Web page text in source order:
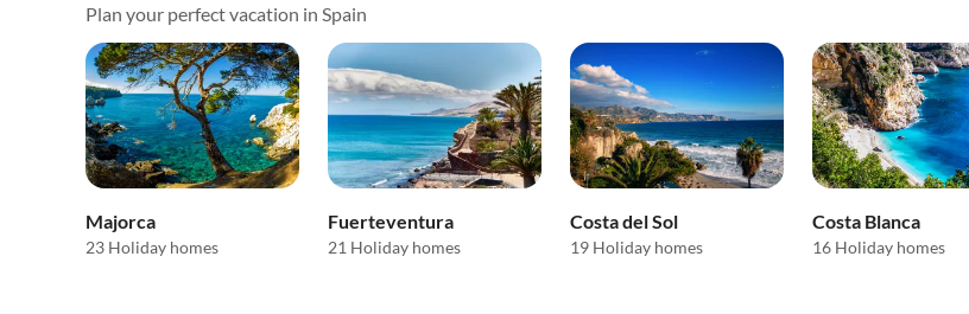
Plan your perfect vacation in Spain
Majorca
23 Holiday homes
Fuerteventura
21 Holiday homes
Costa del Sol
19 Holiday homes
Costa Blanca
16 Holiday homes